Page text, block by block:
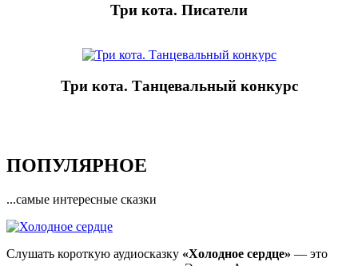
Три кота. Писатели
Три кота. Танцевальный конкурс
ПОПУЛЯРНОЕ
...самые интересные сказки
Слушать короткую аудиосказку «Холодное сердце» — это